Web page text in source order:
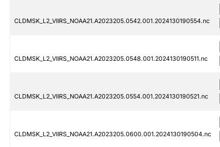
CLDMSK_L2_VIIRS_NOAA21.A2023205.0542.001.2024130190554.nc
CLDMSK_L2_VIIRS_NOAA21.A2023205.0548.001.2024130190511.nc
CLDMSK_L2_VIIRS_NOAA21.A2023205.0554.001.2024130190521.nc
CLDMSK_L2_VIIRS_NOAA21.A2023205.0600.001.2024130190504.nc